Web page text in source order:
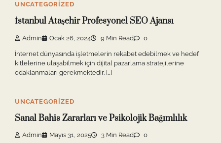
UNCATEGORIZED
İstanbul Ataşehir Profesyonel SEO Ajansı
Admin Ocak 26, 2024 9 Min Read 0
İnternet dünyasında işletmelerin rekabet edebilmek ve hedef
kitlelerine ulaşabilmek için dijital pazarlama stratejilerine
odaklanmaları gerekmektedir. […]
UNCATEGORIZED
Sanal Bahis Zararları ve Psikolojik Bağımlılık
Admin Mayıs 31, 2025 3 Min Read 0